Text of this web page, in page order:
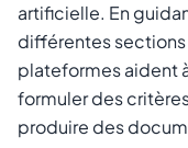
artificielle. En
différentes
plateformes aident
formuler des
produire des